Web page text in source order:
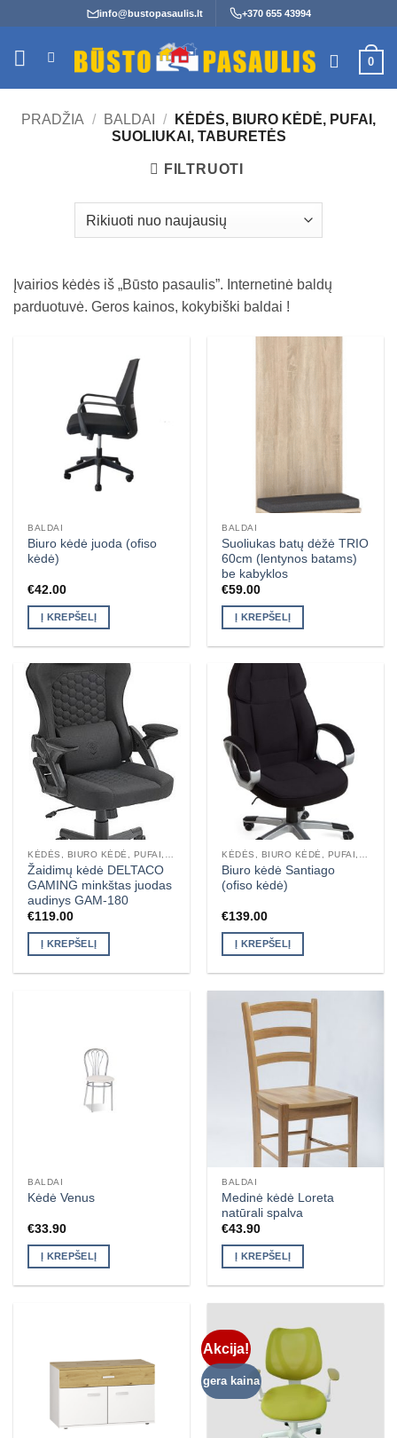
content
info@bustopasaulis.lt +370 655 43994
0
PRADŽIA / BALDAI /
KĖDĖS, BIURO KĖDĖ, PUFAI,
SUOLIUKAI, TABURETĖS
FILTRUOTI
Įvairios kėdės iš „Būsto pasaulis”. Internetinė baldų
parduotuvė. Geros kainos, kokybiški baldai !
BALDAI
Biuro kėdė juoda (ofiso
kėdė)
€42.00
Į KREPŠELĮ
BALDAI
Suoliukas batų dėžė TRIO
60cm (lentynos batams)
be kabyklos
€59.00
Į KREPŠELĮ
Žaidimų kėdė DELTACO
GAMING minkštas juodas
audinys GAM-180
€119.00
Į KREPŠELĮ
Biuro kėdė Santiago
(ofiso kėdė)
€139.00
Į KREPŠELĮ
BALDAI
Kėdė Venus
€33.90
Į KREPŠELĮ
BALDAI
Medinė kėdė Loreta
natūrali spalva
€43.90
Į KREPŠELĮ
Akcija!
gera kaina